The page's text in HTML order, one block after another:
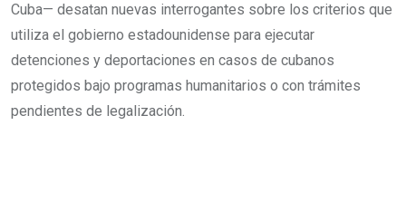
Cuba— desatan nuevas interrogantes sobre los criterios que
utiliza el gobierno estadounidense para ejecutar
detenciones y deportaciones en casos de cubanos
protegidos bajo programas humanitarios o con trámites
pendientes de legalización.